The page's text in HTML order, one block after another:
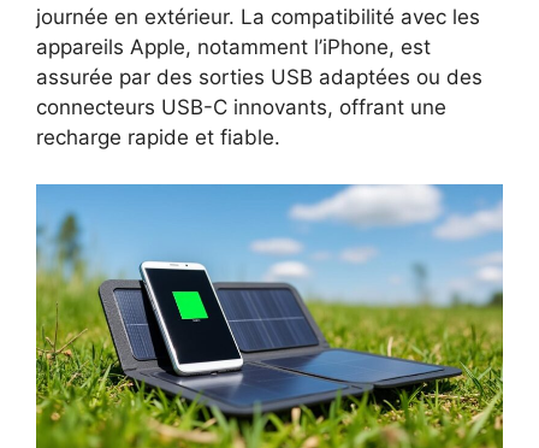
journée en extérieur. La compatibilité avec les
appareils Apple, notamment l’iPhone, est
assurée par des sorties USB adaptées ou des
connecteurs USB-C innovants, offrant une
recharge rapide et fiable.